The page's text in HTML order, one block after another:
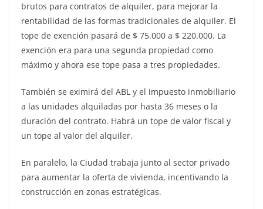
brutos para contratos de alquiler, para mejorar la
rentabilidad de las formas tradicionales de alquiler. El
tope de exención pasará de $ 75.000 a $ 220.000. La
exención era para una segunda propiedad como
máximo y ahora ese tope pasa a tres propiedades.
También se eximirá del ABL y el impuesto inmobiliario
a las unidades alquiladas por hasta 36 meses o la
duración del contrato. Habrá un tope de valor fiscal y
un tope al valor del alquiler.
En paralelo, la Ciudad trabaja junto al sector privado
para aumentar la oferta de vivienda, incentivando la
construcción en zonas estratégicas.